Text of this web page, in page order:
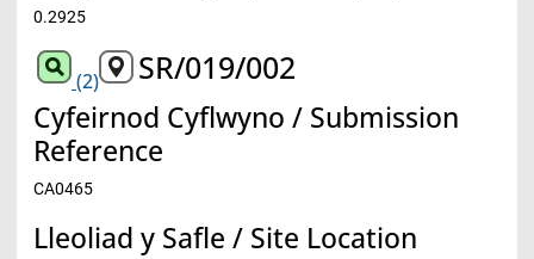
0.2925
(2) SR/019/002
Cyfeirnod Cyflwyno / Submission
Reference
CA0465
Lleoliad y Safle / Site Location